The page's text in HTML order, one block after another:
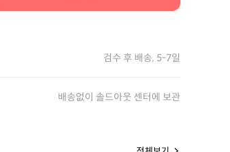
검수 후 배송, 5-7일
배송없이 솔드아웃 센터에 보관